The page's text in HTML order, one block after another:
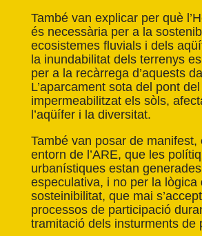
També van explicar per què
és necessària per a la
ecosistemes fluvials i dels
la inundabilitat dels terrenys
per a la recàrrega d’aquests
L’aparcament sota del pont
impermeabilitzat els sòls,
l’aqüífer i la diversitat.
També van posar de manifest,
entorn de l’ARE, que les
urbanístiques estan
especulativa, i no per la lògica
sosteinibilitat, que mai
processos de participació
tramitació dels insturments de